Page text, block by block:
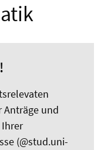
Anträge und
(@stud.uni-